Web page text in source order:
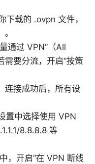
下载的 .ovpn 文件，
通过 VPN”（All
要分流，开启“按策
连接成功后，所有设
置中选择使用 VPN
8.8.8.8 等
，开启“在 VPN 断线